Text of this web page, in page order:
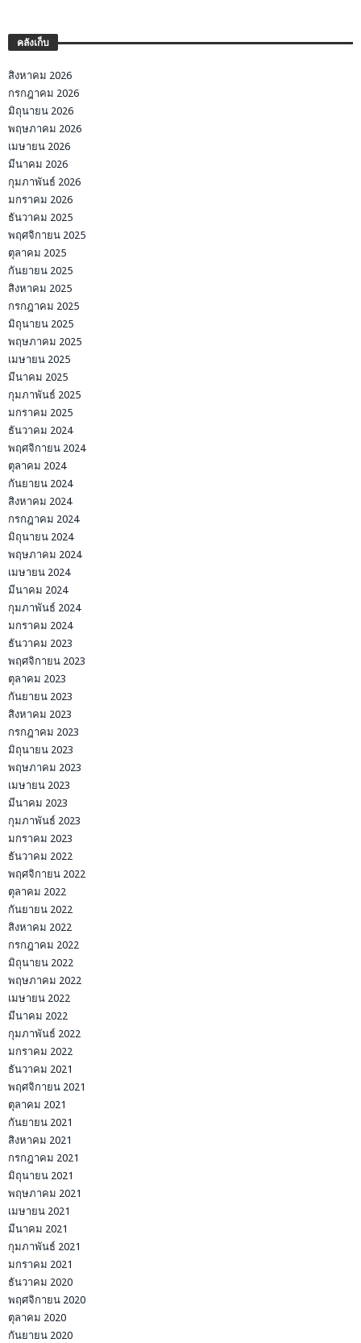
คลังเก็บ
สิงหาคม 2026
กรกฎาคม 2026
มิถุนายน 2026
พฤษภาคม 2026
เมษายน 2026
มีนาคม 2026
กุมภาพันธ์ 2026
มกราคม 2026
ธันวาคม 2025
พฤศจิกายน 2025
ตุลาคม 2025
กันยายน 2025
สิงหาคม 2025
กรกฎาคม 2025
มิถุนายน 2025
พฤษภาคม 2025
เมษายน 2025
มีนาคม 2025
กุมภาพันธ์ 2025
มกราคม 2025
ธันวาคม 2024
พฤศจิกายน 2024
ตุลาคม 2024
กันยายน 2024
สิงหาคม 2024
กรกฎาคม 2024
มิถุนายน 2024
พฤษภาคม 2024
เมษายน 2024
มีนาคม 2024
กุมภาพันธ์ 2024
มกราคม 2024
ธันวาคม 2023
พฤศจิกายน 2023
ตุลาคม 2023
กันยายน 2023
สิงหาคม 2023
กรกฎาคม 2023
มิถุนายน 2023
พฤษภาคม 2023
เมษายน 2023
มีนาคม 2023
กุมภาพันธ์ 2023
มกราคม 2023
ธันวาคม 2022
พฤศจิกายน 2022
ตุลาคม 2022
กันยายน 2022
สิงหาคม 2022
กรกฎาคม 2022
มิถุนายน 2022
พฤษภาคม 2022
เมษายน 2022
มีนาคม 2022
กุมภาพันธ์ 2022
มกราคม 2022
ธันวาคม 2021
พฤศจิกายน 2021
ตุลาคม 2021
กันยายน 2021
สิงหาคม 2021
กรกฎาคม 2021
มิถุนายน 2021
พฤษภาคม 2021
เมษายน 2021
มีนาคม 2021
กุมภาพันธ์ 2021
มกราคม 2021
ธันวาคม 2020
พฤศจิกายน 2020
ตุลาคม 2020
กันยายน 2020